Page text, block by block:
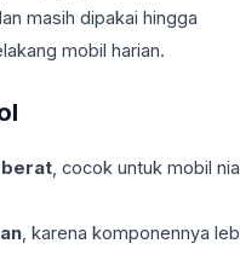
masih dipakai hingga
mobil harian.
berat, cocok untuk mobil
, karena komponennya